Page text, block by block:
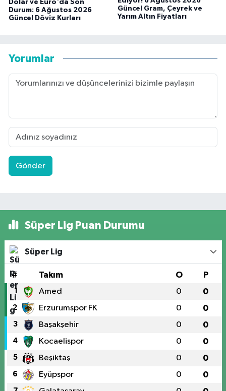
Dolar ve Euro'da Son
Durum: 6 Ağustos 2026
Güncel Döviz Kurları
Güncel Gram, Çeyrek ve
Yarım Altın Fiyatları
Yorumlar
Gönder
Süper Lig Puan Durumu
Süper Lig
# Takım O P
1 Amed 0 0
2 Erzurumspor FK 0 0
3 Başakşehir 0 0
4 Kocaelispor 0 0
5 Beşiktaş 0 0
6 Eyüpspor 0 0